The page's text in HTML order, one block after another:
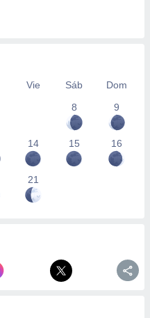
Vie Sáb
Dom
8
9
14 15 16
21